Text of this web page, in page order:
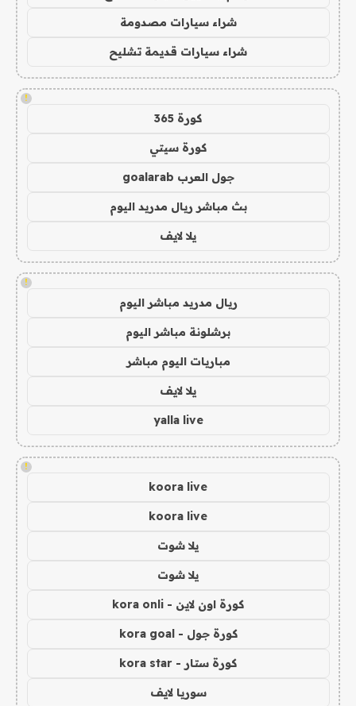
شراء سيارات مصدومة
شراء سيارات قديمة تشليح
!
كورة 365
كورة سيتي
جول العرب goalarab
بث مباشر ريال مدريد اليوم
يلا لايف
!
ريال مدريد مباشر اليوم
برشلونة مباشر اليوم
مباريات اليوم مباشر
يلا لايف
yalla live
!
koora live
koora live
يلا شوت
يلا شوت
كورة اون لاين - kora onli
كورة جول - kora goal
كورة ستار - kora star
سوريا لايف